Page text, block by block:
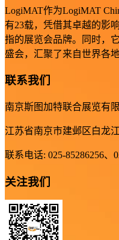
LogiMAT作为LogiMAT
有23载，凭借其卓越的影
指的展览会品牌。同时，
盛会，汇聚了来自世界各
联系我们
南京斯图加特联合展览有
江苏省南京市建邺区白龙
联系电话: 025-85286256、
关注我们